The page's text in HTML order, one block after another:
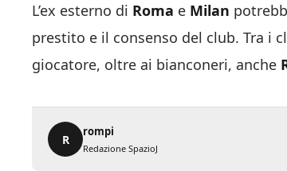
L’ex esterno di Roma e Milan
prestito e il consenso del club. Tra i
giocatore, oltre ai bianconeri, anche
R
rompi
Redazione SpazioJ